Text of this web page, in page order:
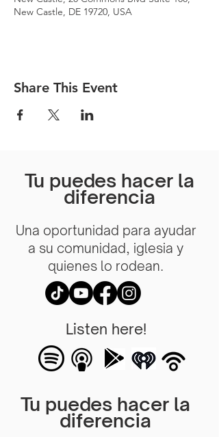
New Castle, DE 19720, USA
Share This Event
Tu puedes hacer la
diferencia
Una oportunidad para ayudar
a su comunidad, iglesia y
quienes lo rodean.
Listen here!
Tu puedes hacer la
diferencia